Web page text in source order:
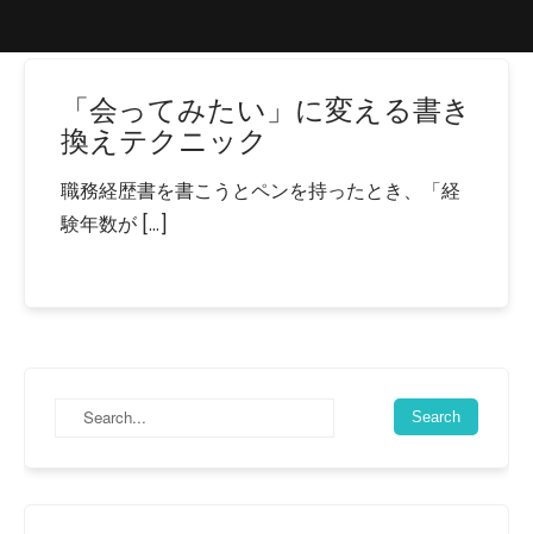
「会ってみたい」に変える書き
換えテクニック
職務経歴書を書こうとペンを持ったとき、「経
験年数が […]